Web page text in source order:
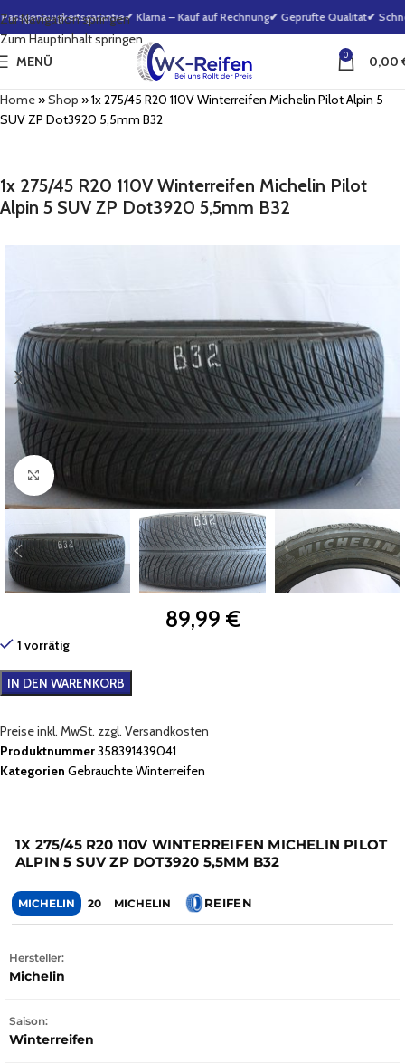
Zur Navigation springen
Zum Hauptinhalt springen
✔ Klarna – Kauf auf Rechnung✔ Geprüfte Qualität✔
MENÜ 0 0,00
Home»Shop »1x 275/45 R20 110V Winterreifen Michelin Pilot Alpin 5
SUV ZP Dot3920 5,5mm B32
1x 275/45 R20 110V Winterreifen Michelin Pilot
Alpin 5 SUV ZP Dot3920 5,5mm B32
Zum Vergrößern klicken
89,99 €
1 vorrätig
IN DEN WARENKORB
Preise inkl. MwSt. zzgl. Versandkosten
Produktnummer358391439041
Kategorien Gebrauchte Winterreifen
1X 275/45 R20 110V WINTERREIFEN MICHELIN PILOT
ALPIN 5 SUV ZP DOT3920 5,5MM B32
MICHELIN 20 MICHELIN REIFEN
Hersteller:
Michelin
Saison:
Winterreifen